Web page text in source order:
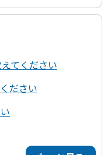
てください
ださい